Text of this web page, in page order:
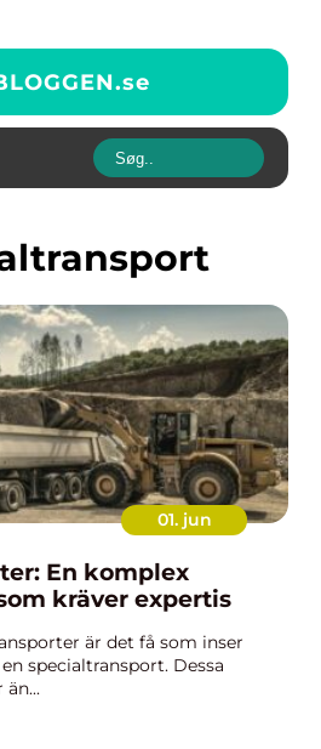
se
01. jun
En komplex
kräver expertis
är det få som inser
specialtransport. Dessa